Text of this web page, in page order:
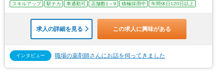
スキルアップ
駅チカ 車通勤可 店舗数1～9 積極採用中 年間休日120日以上
求人の詳細を見る この求人に興味がある
インタビュー 職場の薬剤師さんにお話を伺ってきました